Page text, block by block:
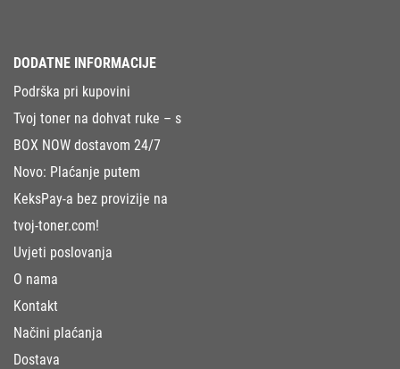
DODATNE INFORMACIJE
Podrška pri kupovini
Tvoj toner na dohvat ruke – s
BOX NOW dostavom 24/7
Novo: Plaćanje putem
KeksPay-a bez provizije na
tvoj-toner.com!
Uvjeti poslovanja
O nama
Kontakt
Načini plaćanja
Dostava